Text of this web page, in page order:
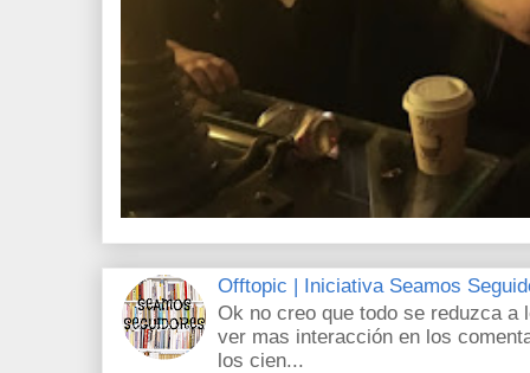
Offtopic | Iniciativa Seamos
Ok no creo que todo se reduzca a
ver mas interacción en los
los cien...